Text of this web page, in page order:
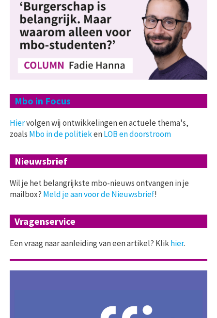
Mbo in Focus
Hiervolgen wij ontwikkelingen en actuele thema's,
zoals Mbo in de politiekenLOB en doorstroom
Nieuwsbrief
Wil je het belangrijkste mbo-nieuws ontvangen in je
mailbox? Meld je aan voor de Nieuwsbrief!
Vragenservice
Een vraag naar aanleiding van een artikel? Klikhier.